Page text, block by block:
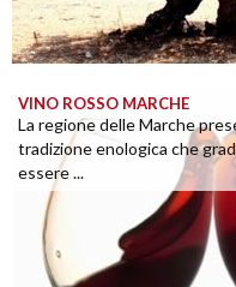
VINO ROSSO MARCHE
La regione delle Marche
tradizione enologica che
essere ...